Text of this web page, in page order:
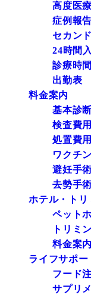
高度医
症例報告
セカン
24時間
診療時
出勤表
料金案内
基本診
検査費用
処置費用
ワクチ
避妊手
去勢手
ホテル・トリ
ペット
トリミ
料金案内
ライフサポー
フード
サプリ